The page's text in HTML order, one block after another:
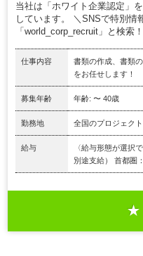
当社は「ホワイト企業認定」
しています。 ＼SNSで特別情
「world_corp_recruit」と検索
仕事内容
書類の作成、書類
をお任せします！
募集年齢 年齢: 〜 40歳
勤務地 全国のプロジェク
給与
〈給与形態が選択
別途支給） 首都圏